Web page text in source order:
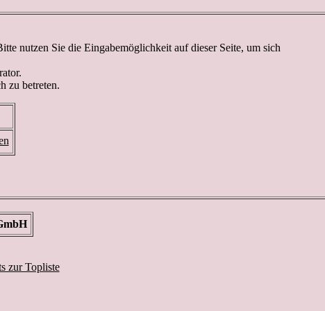
nutzen Sie die Eingabemöglichkeit auf dieser Seite, um sich
zu betreten.